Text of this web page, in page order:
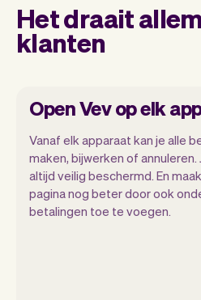
Het draait
klanten
Open Vev op elk
Vanaf elk apparaat kan je alle
maken, bijwerken of
altijd veilig beschermd. En
pagina nog beter door ook
betalingen toe te voegen.